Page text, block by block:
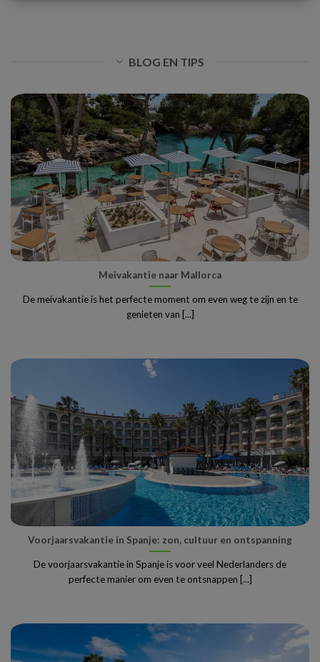
BLOG EN TIPS
Meivakantie naar Mallorca
De meivakantie is het perfecte moment om even weg te zijn en te
genieten van [...]
Voorjaarsvakantie in Spanje: zon, cultuur en ontspanning
De voorjaarsvakantie in Spanje is voor veel Nederlanders de
perfecte manier om even te ontsnappen [...]